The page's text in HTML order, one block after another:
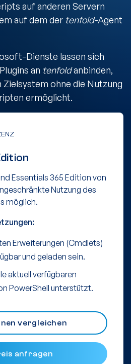
auf anderen Servern
auf dem der tenfold-Agent
Dienste lassen sich
an tenfoldanbinden,
Zielsystem ohne die Nutzung
ermöglicht.
Essentials 365 Edition von
Nutzung des
möglich.
Erweiterungen (Cmdlets)
und geladen sein.
aktuell verfügbaren
PowerShell unterstützt.
vergleichen
anfragen